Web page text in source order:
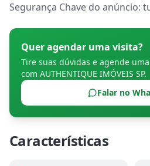
Segurança Chave do anúncio:
Quer agendar uma visita?
Tire suas dúvidas e agende
com AUTHENTIQUE IMÓVEIS SP.
Falar no
Características